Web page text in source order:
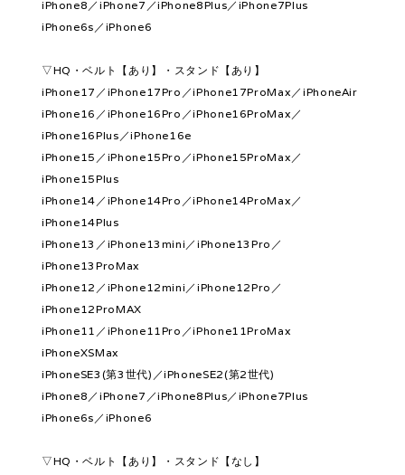
iPhone8／iPhone7／iPhone8Plus／iPhone7Plus
iPhone6s／iPhone6
▽HQ・ベルト【あり】・スタンド【あり】
iPhone17／iPhone17Pro／iPhone17ProMax／iPhoneAir
iPhone16／iPhone16Pro／iPhone16ProMax／
iPhone16Plus／iPhone16e
iPhone15／iPhone15Pro／iPhone15ProMax／
iPhone15Plus
iPhone14／iPhone14Pro／iPhone14ProMax／
iPhone14Plus
iPhone13／iPhone13mini／iPhone13Pro／
iPhone13ProMax
iPhone12／iPhone12mini／iPhone12Pro／
iPhone12ProMAX
iPhone11／iPhone11Pro／iPhone11ProMax
iPhoneXSMax
iPhoneSE3(第3世代)／iPhoneSE2(第2世代)
iPhone8／iPhone7／iPhone8Plus／iPhone7Plus
iPhone6s／iPhone6
▽HQ・ベルト【あり】・スタンド【なし】